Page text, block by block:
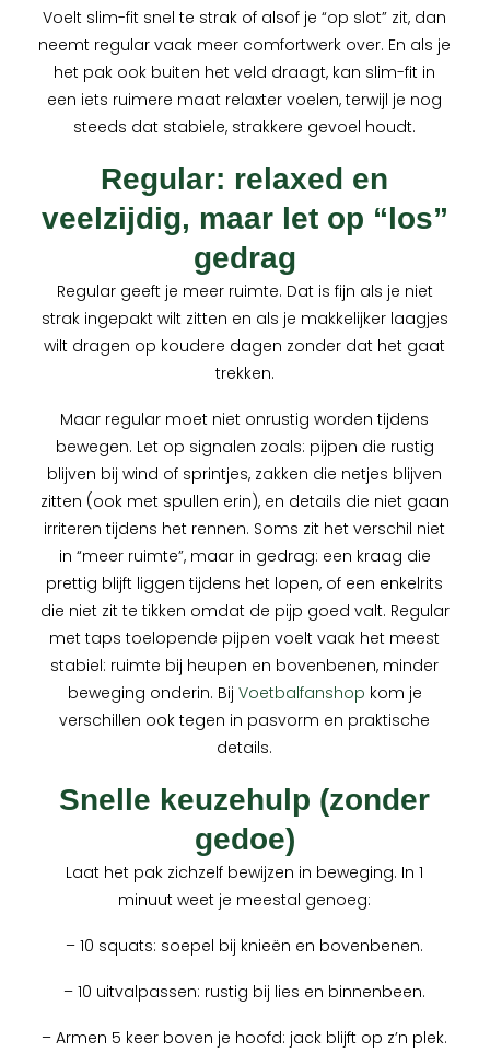
Voelt slim-fit snel te strak of alsof je “op slot” zit, dan
neemt regular vaak meer comfortwerk over. En als je
het pak ook buiten het veld draagt, kan slim-fit in
een iets ruimere maat relaxter voelen, terwijl je nog
steeds dat stabiele, strakkere gevoel houdt.
Regular: relaxed en
veelzijdig, maar let op “los”
gedrag
Regular geeft je meer ruimte. Dat is fijn als je niet
strak ingepakt wilt zitten en als je makkelijker laagjes
wilt dragen op koudere dagen zonder dat het gaat
trekken.
Maar regular moet niet onrustig worden tijdens
bewegen. Let op signalen zoals: pijpen die rustig
blijven bij wind of sprintjes, zakken die netjes blijven
zitten (ook met spullen erin), en details die niet gaan
irriteren tijdens het rennen. Soms zit het verschil niet
in “meer ruimte”, maar in gedrag: een kraag die
prettig blijft liggen tijdens het lopen, of een enkelrits
die niet zit te tikken omdat de pijp goed valt. Regular
met taps toelopende pijpen voelt vaak het meest
stabiel: ruimte bij heupen en bovenbenen, minder
beweging onderin. Bij Voetbalfanshop kom je
verschillen ook tegen in pasvorm en praktische
details.
Snelle keuzehulp (zonder
gedoe)
Laat het pak zichzelf bewijzen in beweging. In 1
minuut weet je meestal genoeg:
– 10 squats: soepel bij knieën en bovenbenen.
– 10 uitvalpassen: rustig bij lies en binnenbeen.
– Armen 5 keer boven je hoofd: jack blijft op z’n plek.